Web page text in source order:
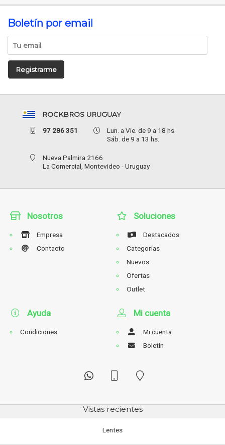
Boletín por email
Registrarme
ROCKBROS URUGUAY
97 286 351
Lun. a Vie. de 9 a 18 hs.
Sáb. de 9 a 13 hs.
Nueva Palmira 2166
La Comercial, Montevideo - Uruguay
Nosotros
Empresa
Contacto
Soluciones
Destacados
Categorías
Nuevos
Ofertas
Outlet
Ayuda
Condiciones
Mi cuenta
Mi cuenta
Boletín
Vistas recientes
Lentes